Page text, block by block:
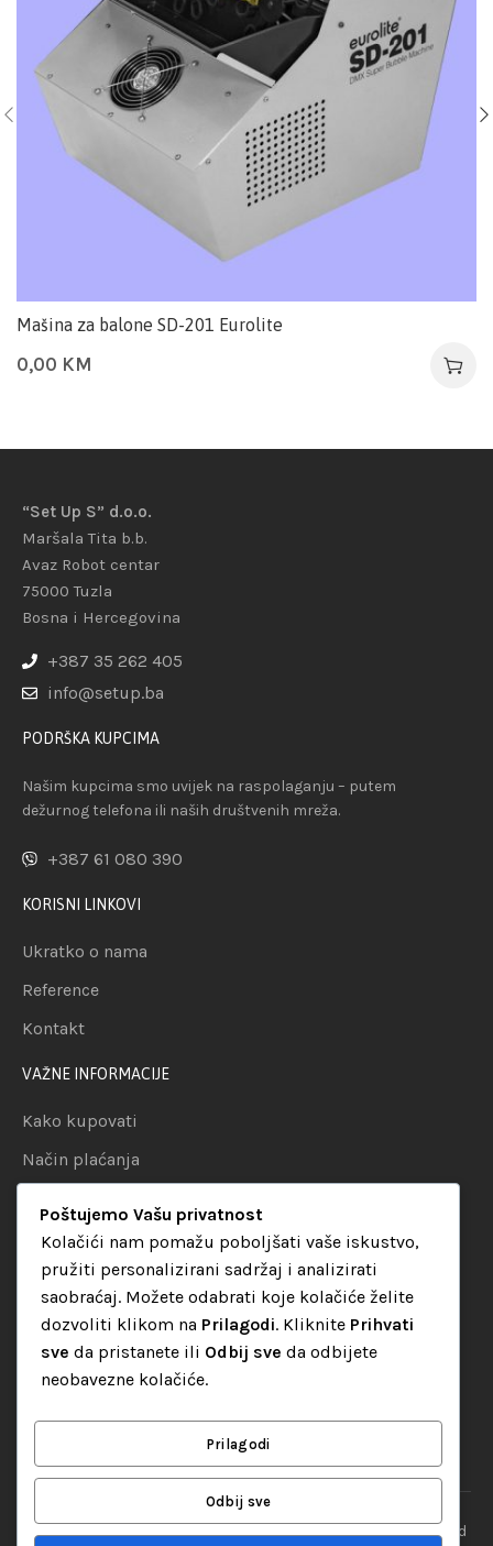
Mašina za balone SD-201 Eurolite
0,00 KM
“Set Up S” d.o.o.
Maršala Tita b.b.
Avaz Robot centar
75000 Tuzla
Bosna i Hercegovina
+387 35 262 405
info@setup.ba
PODRŠKA KUPCIMA
Našim kupcima smo uvijek na raspolaganju – putem
dežurnog telefona ili naših društvenih mreža.
+387 61 080 390
KORISNI LINKOVI
Ukratko o nama
Reference
Kontakt
VAŽNE INFORMACIJE
Kako kupovati
Način plaćanja
Politika privatnosti
KATEGORIJE
Audio oprema
LED dekorativna rasvjeta
“Set Up S” d.o.o. Tuzla, sva prava pridržana© 2026 || Designed
Poštujemo Vašu privatnost
Kolačići nam pomažu poboljšati vaše iskustvo,
pružiti personalizirani sadržaj i analizirati
saobraćaj. Možete odabrati koje kolačiće želite
dozvoliti klikom na Prilagodi. Kliknite Prihvati
sve da pristanete ili Odbij sve da odbijete
neobavezne kolačiće.
Prilagodi
Odbij sve